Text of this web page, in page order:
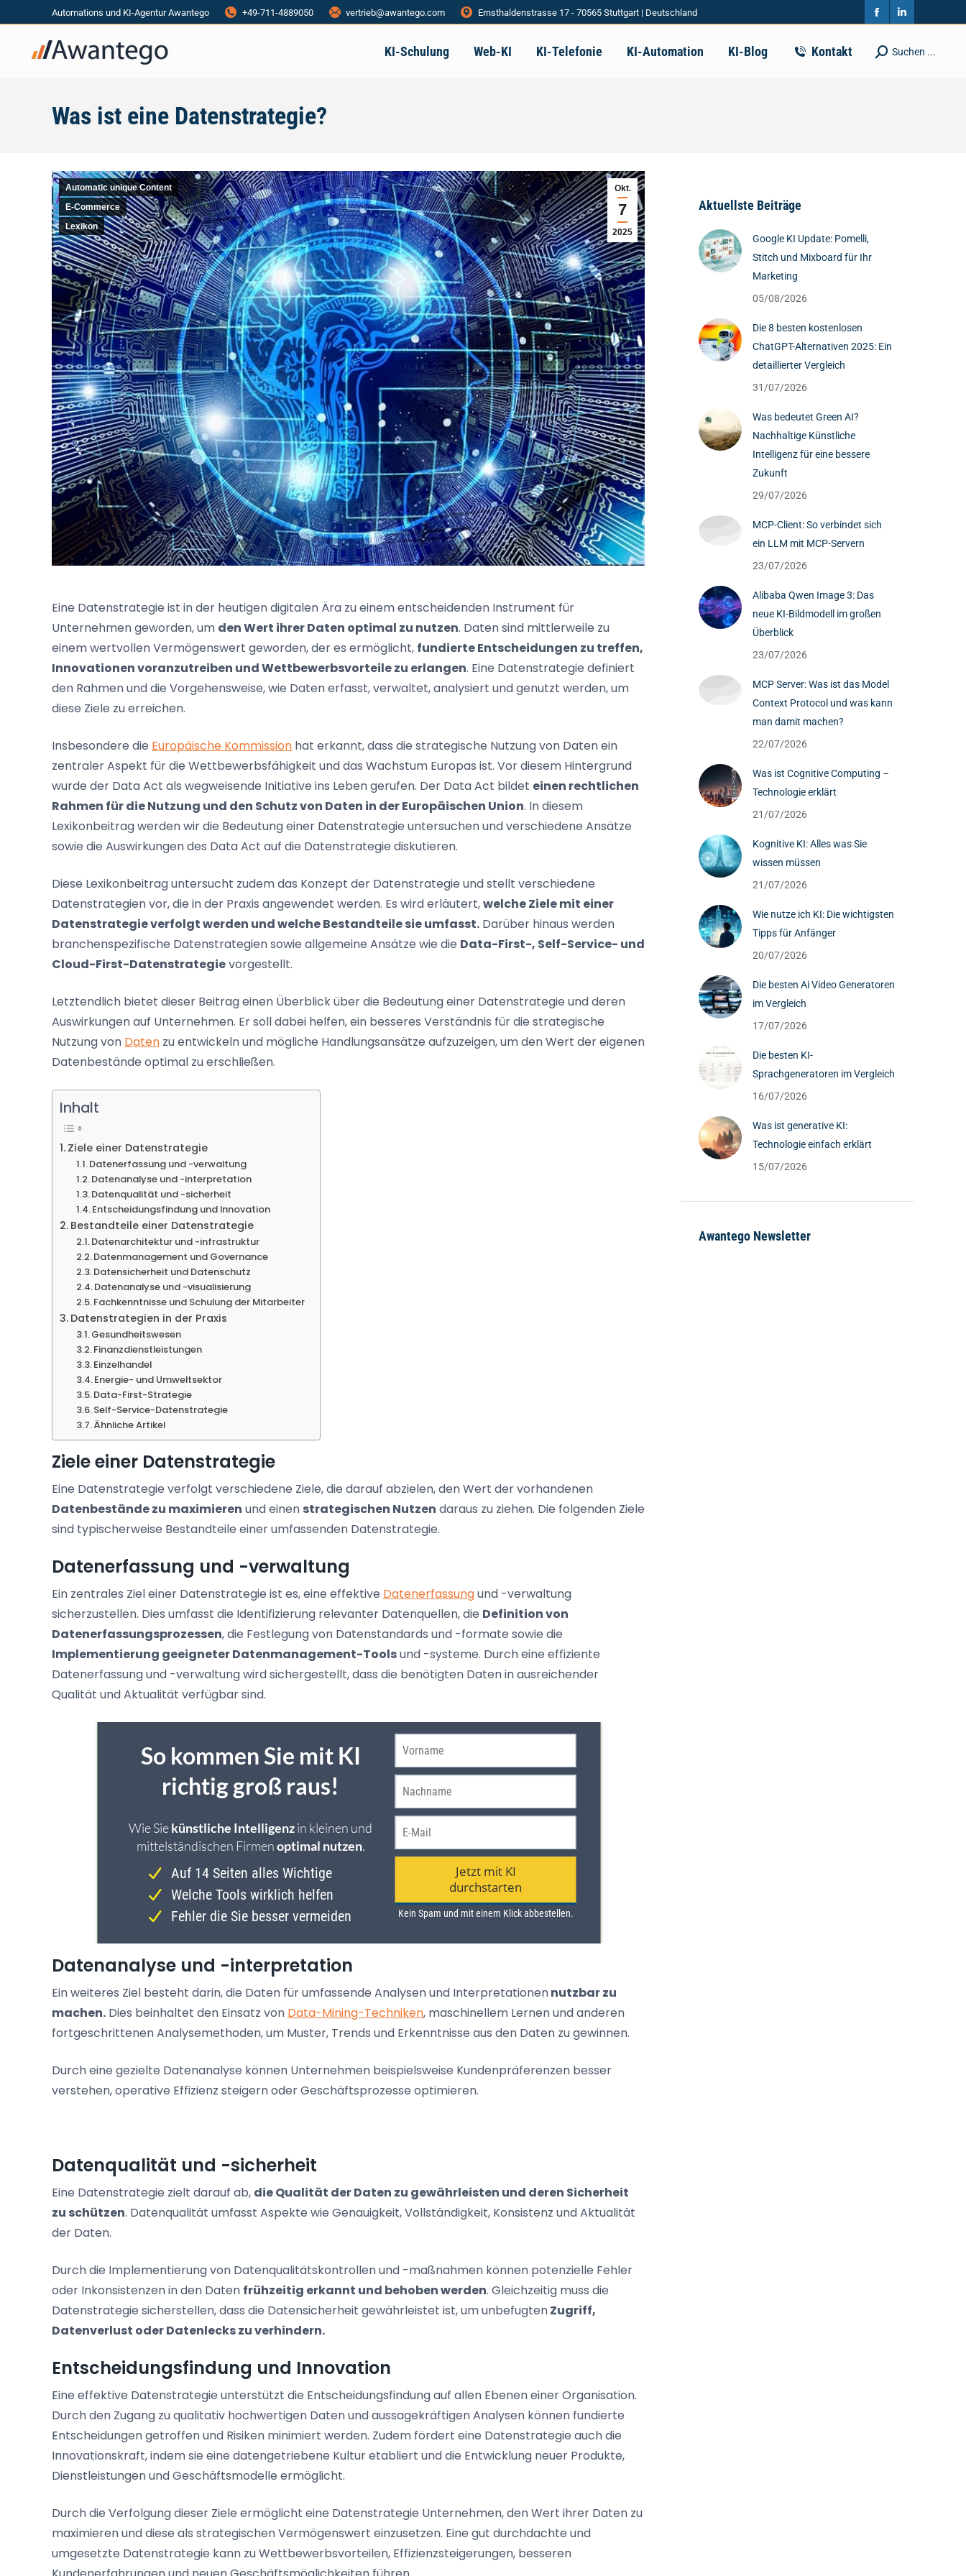
Automations und KI-Agentur Awantego +49-711-4889050 vertrieb@awantego.com Ernsthaldenstrasse 17 - 70565 Stuttgart | Deutschland
Facebook
page
Linkedin
page
KI-Schulung Web-KI KI-Telefonie KI-Automation KI-Blog Kontakt Search:
Suchen ...
Was ist eine Datenstrategie?
Okt.
7
2025
Automatic unique Content
E-Commerce
Lexikon
Eine Datenstrategie ist in der heutigen digitalen Ära zu einem entscheidenden Instrument für
Unternehmen geworden, um den Wert ihrer Daten optimal zu nutzen. Daten sind mittlerweile zu
einem wertvollen Vermögenswert geworden, der es ermöglicht, fundierte Entscheidungen zu treffen,
Innovationen voranzutreiben und Wettbewerbsvorteile zu erlangen. Eine Datenstrategie definiert
den Rahmen und die Vorgehensweise, wie Daten erfasst, verwaltet, analysiert und genutzt werden, um
diese Ziele zu erreichen.
Insbesondere die Europäische Kommission hat erkannt, dass die strategische Nutzung von Daten ein
zentraler Aspekt für die Wettbewerbsfähigkeit und das Wachstum Europas ist. Vor diesem Hintergrund
wurde der Data Act als wegweisende Initiative ins Leben gerufen. Der Data Act bildet einen rechtlichen
Rahmen für die Nutzung und den Schutz von Daten in der Europäischen Union. In diesem
Lexikonbeitrag werden wir die Bedeutung einer Datenstrategie untersuchen und verschiedene Ansätze
sowie die Auswirkungen des Data Act auf die Datenstrategie diskutieren.
Diese Lexikonbeitrag untersucht zudem das Konzept der Datenstrategie und stellt verschiedene
Datenstrategien vor, die in der Praxis angewendet werden. Es wird erläutert,welche Ziele mit einer
Datenstrategie verfolgt werden und welche Bestandteile sie umfasst. Darüber hinaus werden
branchenspezifische Datenstrategien sowie allgemeine Ansätze wie die Data-First-, Self-Service- und
Cloud-First-Datenstrategievorgestellt.
Letztendlich bietet dieser Beitrag einen Überblick über die Bedeutung einer Datenstrategie und deren
Auswirkungen auf Unternehmen. Er soll dabei helfen, ein besseres Verständnis für die strategische
Nutzung von Daten zu entwickeln und mögliche Handlungsansätze aufzuzeigen, um den Wert der eigenen
Datenbestände optimal zu erschließen.
Inhalt
Ziele einer Datenstrategie
Datenerfassung und -verwaltung
Datenanalyse und -interpretation
Datenqualität und -sicherheit
Entscheidungsfindung und Innovation
Bestandteile einer Datenstrategie
Datenarchitektur und -infrastruktur
Datenmanagement und Governance
Datensicherheit und Datenschutz
Datenanalyse und -visualisierung
Fachkenntnisse und Schulung der Mitarbeiter
Datenstrategien in der Praxis
Gesundheitswesen
Finanzdienstleistungen
Einzelhandel
Energie- und Umweltsektor
Data-First-Strategie
Self-Service-Datenstrategie
Ähnliche Artikel
Ziele einer Datenstrategie
Eine Datenstrategie verfolgt verschiedene Ziele, die darauf abzielen, den Wert der vorhandenen
Datenbestände zu maximieren und einen strategischen Nutzen daraus zu ziehen. Die folgenden Ziele
sind typischerweise Bestandteile einer umfassenden Datenstrategie.
Datenerfassung und -verwaltung
Ein zentrales Ziel einer Datenstrategie ist es, eine effektive Datenerfassungund -verwaltung
sicherzustellen. Dies umfasst die Identifizierung relevanter Datenquellen, die Definition von
Datenerfassungsprozessen, die Festlegung von Datenstandards und -formate sowie die
Implementierung geeigneter Datenmanagement-Toolsund -systeme. Durch eine effiziente
Datenerfassung und -verwaltung wird sichergestellt, dass die benötigten Daten in ausreichender
Qualität und Aktualität verfügbar sind.
Datenanalyse und -interpretation
Ein weiteres Ziel besteht darin, die Daten für umfassende Analysen und Interpretationennutzbar zu
machen. Dies beinhaltet den Einsatz von Data-Mining-Techniken, maschinellem Lernen und anderen
fortgeschrittenen Analysemethoden, um Muster, Trends und Erkenntnisse aus den Daten zu gewinnen.
Durch eine gezielte Datenanalyse können Unternehmen beispielsweise Kundenpräferenzen besser
verstehen, operative Effizienz steigern oder Geschäftsprozesse optimieren.
Datenqualität und -sicherheit
Eine Datenstrategie zielt darauf ab, die Qualität der Daten zu gewährleisten und deren Sicherheit
zu schützen. Datenqualität umfasst Aspekte wie Genauigkeit, Vollständigkeit, Konsistenz und Aktualität
der Daten.
Durch die Implementierung von Datenqualitätskontrollen und -maßnahmen können potenzielle Fehler
oder Inkonsistenzen in den Daten frühzeitig erkannt und behoben werden. Gleichzeitig muss die
Datenstrategie sicherstellen, dass die Datensicherheit gewährleistet ist, um unbefugtenZugriff,
Datenverlust oder Datenlecks zu verhindern.
Entscheidungsfindung und Innovation
Eine effektive Datenstrategie unterstützt die Entscheidungsfindung auf allen Ebenen einer Organisation.
Durch den Zugang zu qualitativ hochwertigen Daten und aussagekräftigen Analysen können fundierte
Entscheidungen getroffen und Risiken minimiert werden. Zudem fördert eine Datenstrategie auch die
Innovationskraft, indem sie eine datengetriebene Kultur etabliert und die Entwicklung neuer Produkte,
Dienstleistungen und Geschäftsmodelle ermöglicht.
Durch die Verfolgung dieser Ziele ermöglicht eine Datenstrategie Unternehmen, den Wert ihrer Daten zu
maximieren und diese als strategischen Vermögenswert einzusetzen. Eine gut durchdachte und
umgesetzte Datenstrategie kann zu Wettbewerbsvorteilen, Effizienzsteigerungen, besseren
Aktuellste Beiträge
Google KI Update: Pomelli,
Stitch und Mixboard für Ihr
Marketing
05/08/2026
Die 8 besten kostenlosen
ChatGPT-Alternativen 2025: Ein
detaillierter Vergleich
31/07/2026
Was bedeutet Green AI?
Nachhaltige Künstliche
Intelligenz für eine bessere
Zukunft
29/07/2026
MCP-Client: So verbindet sich
ein LLM mit MCP-Servern
23/07/2026
Alibaba Qwen Image 3: Das
neue KI-Bildmodell im großen
Überblick
23/07/2026
MCP Server: Was ist das Model
Context Protocol und was kann
man damit machen?
22/07/2026
Was ist Cognitive Computing –
Technologie erklärt
21/07/2026
Kognitive KI: Alles was Sie
wissen müssen
21/07/2026
Wie nutze ich KI: Die wichtigsten
Tipps für Anfänger
20/07/2026
Die besten Ai Video Generatoren
im Vergleich
17/07/2026
Die besten KI-
Sprachgeneratoren im Vergleich
16/07/2026
Was ist generative KI:
Technologie einfach erklärt
15/07/2026
Awantego Newsletter
in
new
in